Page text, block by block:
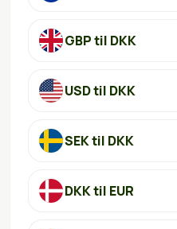
GBP til DKK
USD til DKK
SEK til DKK
DKK til EUR